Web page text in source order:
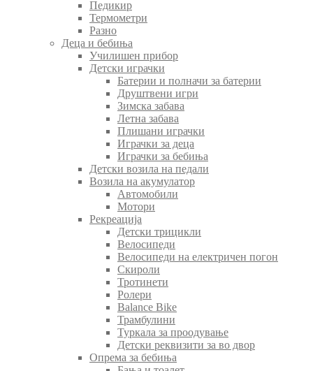
Педикир
Термометри
Разно
Деца и бебиња
Училишен прибор
Детски играчки
Батерии и полначи за батерии
Друштвени игри
Зимска забава
Летна забава
Плишани играчки
Играчки за деца
Играчки за бебиња
Детски возила на педали
Возила на акумулатор
Автомобили
Мотори
Рекреација
Детски трицикли
Велосипеди
Велосипеди на електричен погон
Скироли
Тротинети
Ролери
Balance Bike
Трамбулини
Туркала за проодување
Детски реквизити за во двор
Опрема за бебиња